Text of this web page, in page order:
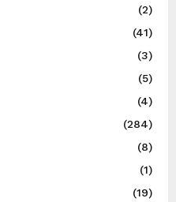
(2)
(41)
(3)
(5)
(4)
(284)
(8)
(1)
(19)